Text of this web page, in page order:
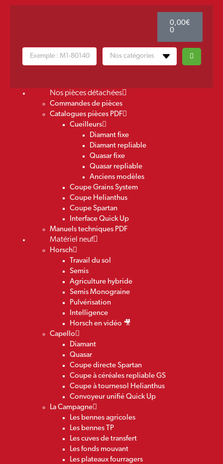
0,00€
0
Nos pièces détachées
Commandes de pièces
Catalogues pièces PDF
Cueilleurs
Diamant fixe
Diamant repliable
Quasar fixe
Quasar repliable
Anciens modèles
Coupe Grains System
Coupe Helianthus
Coupe Spartan
Interface Quick Up
Manuels techniques PDF
Matériel neuf
Horsch
Travail du sol
Semis
Agriculture hybride
Semis Monograine
Pulvérisation
Intelligence
Horsch en vidéo 🎥
Capello
Diamant
Quasar
Coupe directe Spartan
Coupe à céréales repliable GS
Coupe à tournesol Helianthus
Convoyeur unifié Quick Up
La Campagne
Les bennes agricoles
Les bennes TP
Les cuves de transfert
Les fonds mouvant
Les plateaux fourragers